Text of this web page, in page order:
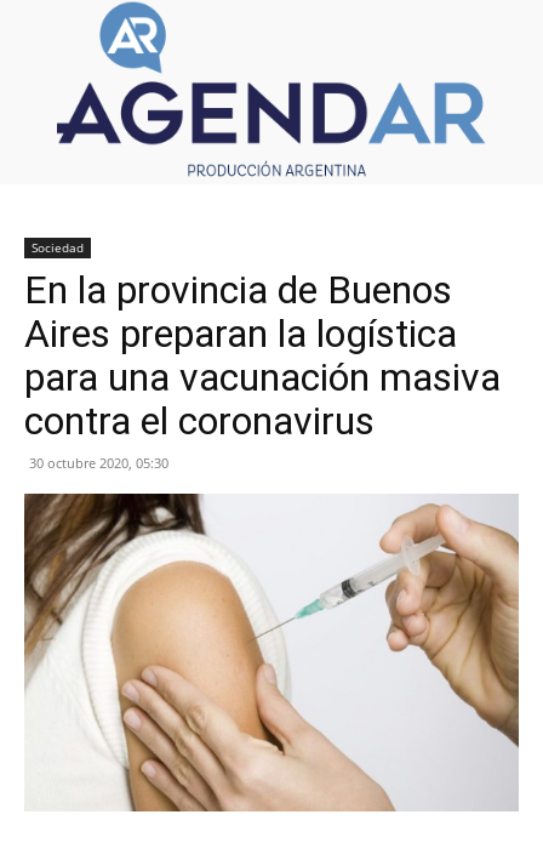
Sociedad
En la provincia de Buenos
Aires preparan la logística
para una vacunación masiva
contra el coronavirus
30 octubre 2020, 05:30